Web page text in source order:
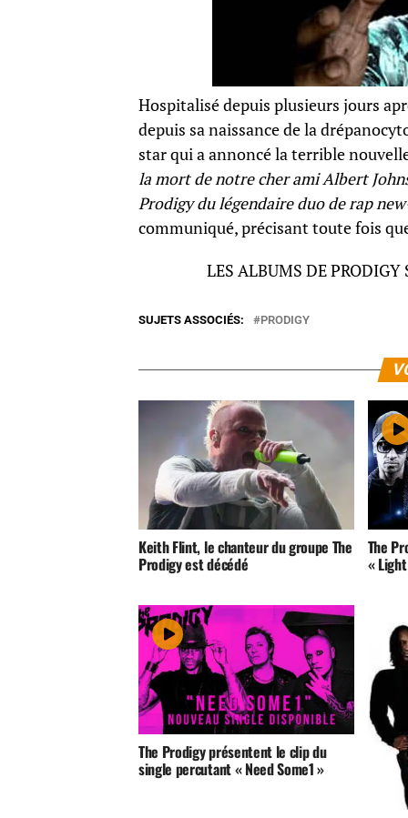
Hospitalisé depuis plusieurs jours
depuis sa naissance de la
star qui a annoncé la terrible
la mort de notre cher ami Albert
Prodigy du légendaire duo de rap
communiqué, précisant toute fois
LES ALBUMS DE
SUJETS ASSOCIÉS: PRODIGY
Keith Flint, le chanteur du groupe The
Prodigy est décédé
The
«
The Prodigy présentent le clip du
single percutant « Need Some1 »